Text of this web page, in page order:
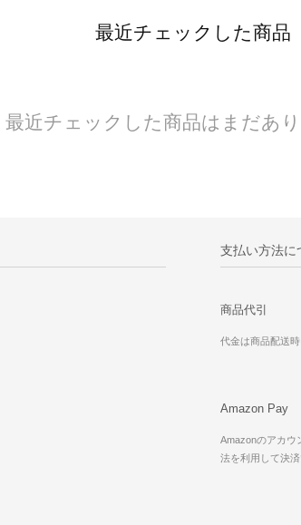
最近チェックした商品
最近チェックした商品はまだあり
支払い方法に
商品代引
代金は商品配送
Amazon Pay
Amazonのアカウ
法を利用して決済